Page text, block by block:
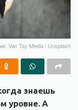
Van Tay Media / Unsplash
знаешь
уровне. А